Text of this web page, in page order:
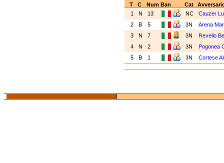
T C NumBan Cat
1
N 13 NC
Cauzer
2
B 5 3N
Arena
3
N 7 3N
Revello
4
N 2 3N
Pogonea
5
B 1 3N Cortese